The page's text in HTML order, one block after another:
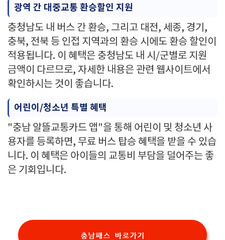
광역 간 대중교통 환승할인 지원
충청남도 내 버스 간 환승, 그리고 대전, 세종, 경기,
충북, 전북 등 인접 지역과의 환승 시에도 환승 할인이
적용됩니다. 이 혜택은 충청남도 내 시/군별로 지원
금액이 다르므로, 자세한 내용은 관련 웹사이트에서
확인하시는 것이 좋습니다.
어린이/청소년 특별 혜택
"충남 알뜰교통카드 앱"을 통해 어린이 및 청소년 사
용자를 등록하면, 무료 버스 탑승 혜택을 받을 수 있습
니다. 이 혜택은 아이들의 교통비 부담을 덜어주는 좋
은 기회입니다.
충남패스 바로가기